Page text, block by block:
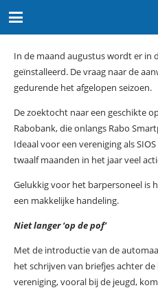
In de maand augustus wordt er in
geïnstalleerd. De vraag naar de
gedurende het afgelopen seizoen.
De zoektocht naar een geschikte
Rabobank, die onlangs Rabo
Ideaal voor een vereniging als
twaalf maanden in het jaar veel
Gelukkig voor het barpersoneel is
een makkelijke handeling.
Niet langer ‘op de pof’
Met de introductie van de
het schrijven van briefjes achter
vereniging, vooral bij de jeugd,